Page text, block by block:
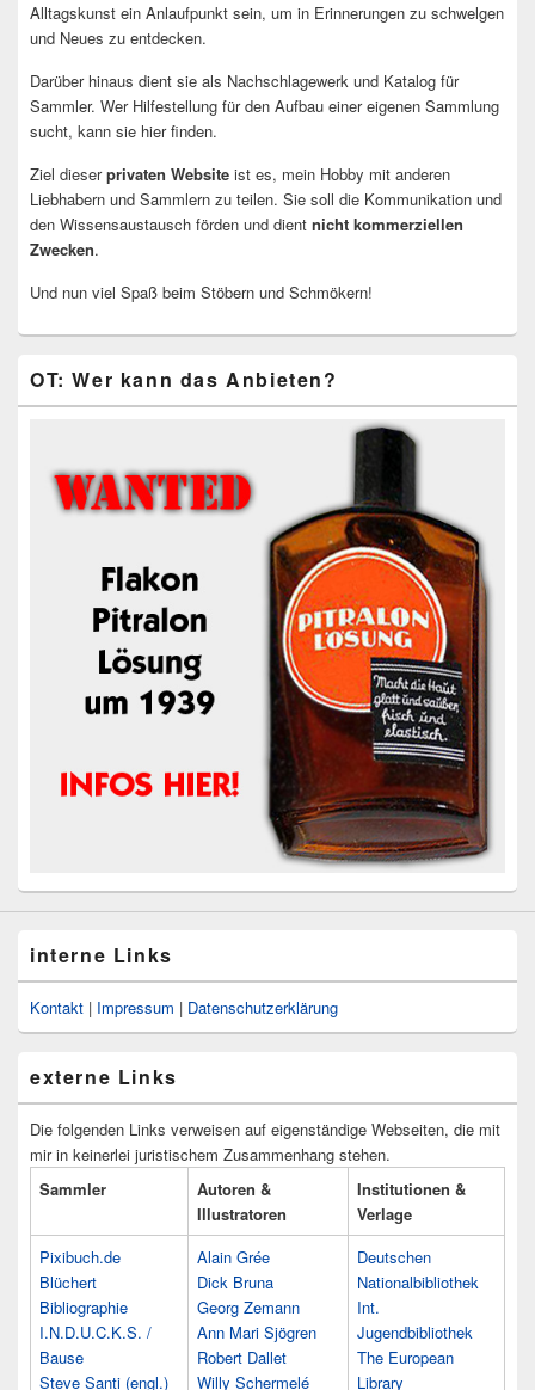
Alltagskunst ein Anlaufpunkt sein, um in Erinnerungen zu schwelgen
und Neues zu entdecken.
Darüber hinaus dient sie als Nachschlagewerk und Katalog für
Sammler. Wer Hilfestellung für den Aufbau einer eigenen Sammlung
sucht, kann sie hier finden.
Ziel dieserprivaten Website ist es, mein Hobby mit anderen
Liebhabern und Sammlern zu teilen. Sie soll die Kommunikation und
den Wissensaustausch förden und dient nicht kommerziellen
Zwecken.
Und nun viel Spaß beim Stöbern und Schmökern!
OT: Wer kann das Anbieten?
interne Links
Kontakt | Impressum | Datenschutzerklärung
externe Links
Die folgenden Links verweisen auf eigenständige Webseiten, die mit
mir in keinerlei juristischem Zusammenhang stehen.
Sammler
Autoren &
Illustratoren
Institutionen &
Verlage
Pixibuch.de
Blüchert
Bibliographie
I.N.D.U.C.K.S. /
Bause
Steve Santi (engl.)
Alain Grée
Dick Bruna
Georg Zemann
Ann Mari Sjögren
Robert Dallet
Willy Schermelé
Deutschen
Nationalbibliothek
Int.
Jugendbibliothek
The European
Library